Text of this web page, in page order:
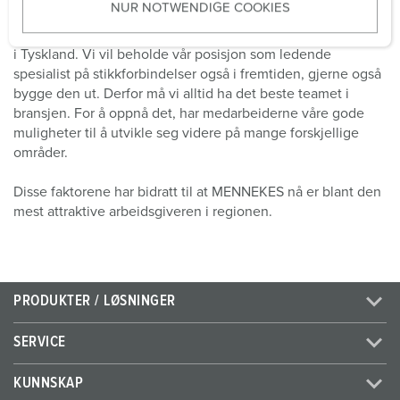
w
a
h
l
NUR NOTWENDIGE COOKIES
Globalt har vi over1.600medarbeidere, derav to tredjedeler
i Tyskland. Vi vil beholde vår posisjon som ledende
spesialist på stikkforbindelser også i fremtiden, gjerne også
bygge den ut. Derfor må vi alltid ha det beste teamet i
bransjen. For å oppnå det, har medarbeiderne våre gode
muligheter til å utvikle seg videre på mange forskjellige
områder.
Disse faktorene har bidratt til at MENNEKES nå er blant den
mest attraktive arbeidsgiveren i regionen.
PRODUKTER / LØSNINGER
SERVICE
KUNNSKAP